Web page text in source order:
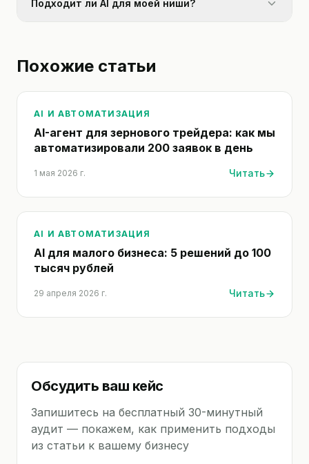
Подходит ли AI для моей ниши?
Похожие статьи
AI И АВТОМАТИЗАЦИЯ
AI-агент для зернового трейдера: как мы
автоматизировали 200 заявок в день
1 мая 2026 г. Читать
AI И АВТОМАТИЗАЦИЯ
AI для малого бизнеса: 5 решений до 100
тысяч рублей
29 апреля 2026 г. Читать
Обсудить ваш кейс
Запишитесь на бесплатный 30-минутный
аудит — покажем, как применить подходы
из статьи к вашему бизнесу